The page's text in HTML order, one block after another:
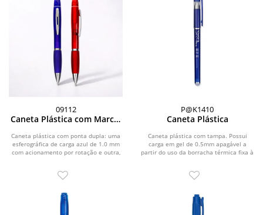
09112
Caneta Plástica com Marca-
Caneta plástica com ponta dupla: uma
esferográfica de carga azul de 1.0 mm
com acionamento por rotação e outra,
P@K1410
Caneta Plástica
Caneta plástica com tampa. Possui
carga em gel de 0.5mm apagável a
partir do uso da borracha térmica fixa à